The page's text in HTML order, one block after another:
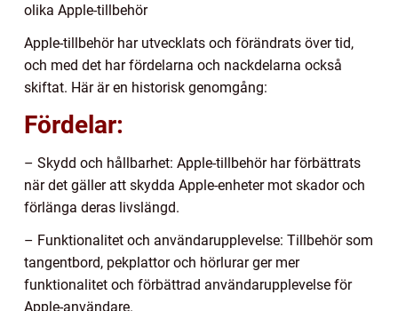
olika Apple-tillbehör
Apple-tillbehör har utvecklats och förändrats över tid,
och med det har fördelarna och nackdelarna också
skiftat. Här är en historisk genomgång:
Fördelar:
– Skydd och hållbarhet: Apple-tillbehör har förbättrats
när det gäller att skydda Apple-enheter mot skador och
förlänga deras livslängd.
– Funktionalitet och användarupplevelse: Tillbehör som
tangentbord, pekplattor och hörlurar ger mer
funktionalitet och förbättrad användarupplevelse för
Apple-användare.